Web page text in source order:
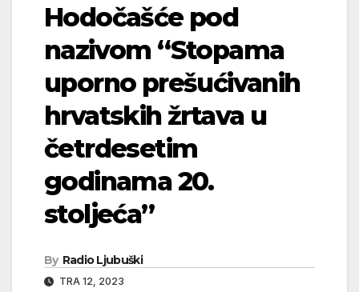
Hodočašće pod
nazivom “Stopama
uporno prešućivanih
hrvatskih žrtava u
četrdesetim
godinama 20.
stoljeća”
By Radio Ljubuški
TRA 12, 2023